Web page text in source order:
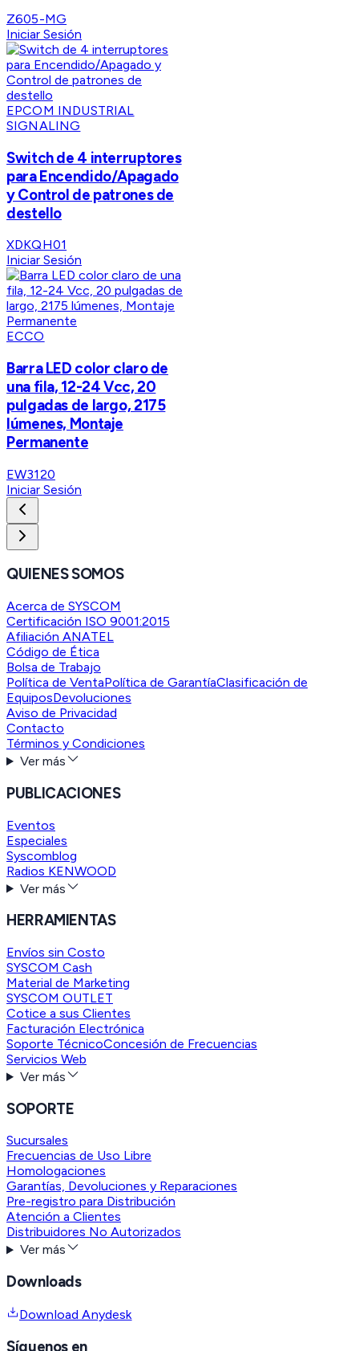
Z605-MG
Iniciar Sesión
EPCOM INDUSTRIAL
SIGNALING
Switch de 4 interruptores
para Encendido/Apagado
y Control de patrones de
destello
XDKQH01
Iniciar Sesión
ECCO
Barra LED color claro de
una fila, 12-24 Vcc, 20
pulgadas de largo, 2175
lúmenes, Montaje
Permanente
EW3120
Iniciar Sesión
QUIENES SOMOS
Acerca de SYSCOM
Certificación ISO 9001:2015
Afiliación ANATEL
Código de Ética
Bolsa de Trabajo
Política de VentaPolítica de GarantíaClasificación de
EquiposDevoluciones
Aviso de Privacidad
Contacto
Términos y Condiciones
Ver más
PUBLICACIONES
Eventos
Especiales
Syscomblog
Radios KENWOOD
Ver más
HERRAMIENTAS
Envíos sin Costo
SYSCOM Cash
Material de Marketing
SYSCOM OUTLET
Cotice a sus Clientes
Facturación Electrónica
Soporte TécnicoConcesión de Frecuencias
Servicios Web
Ver más
SOPORTE
Sucursales
Frecuencias de Uso Libre
Homologaciones
Garantías, Devoluciones y Reparaciones
Pre-registro para Distribución
Atención a Clientes
Distribuidores No Autorizados
Ver más
Downloads
Download Anydesk
Síguenos en